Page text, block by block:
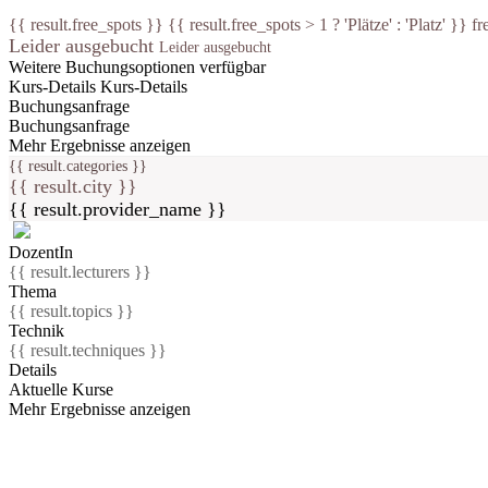
{{ result.free_spots }} {{ result.free_spots > 1 ? 'Plätze' : 'Platz' }}
Leider ausgebucht Leider ausgebucht
Weitere Buchungsoptionen verfügbar
Kurs-Details Kurs-Details
Buchungsanfrage
Buchungsanfrage
Mehr Ergebnisse anzeigen
{{ result.categories }}
{{ result.city }}
{{ result.provider_name }}
DozentIn
{{ result.lecturers }}
Thema
{{ result.topics }}
Technik
{{ result.techniques }}
Details
Aktuelle Kurse
Mehr Ergebnisse anzeigen